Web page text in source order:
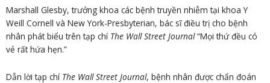
Marshall Glesby, trưởng khoa các bệnh truyền nhiễm tại khoa Y
Weill Cornell và New York-Presbyterian, bác sĩ điều trị cho bệnh
nhân phát biểu trên tạp chí The Wall Street Journal“Mọi thứ đều có
vẻ rất hứa hẹn.”
Dẫn lời tạp chí The Wall Street Journal, bệnh nhân được chẩn đoán